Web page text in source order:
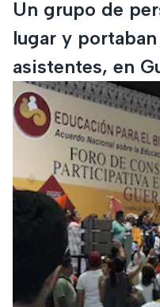
Un grupo de
lugar y
asistentes, en